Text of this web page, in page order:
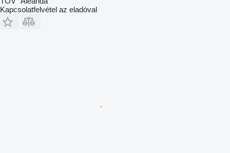
Kapcsolatfelvétel az eladóval